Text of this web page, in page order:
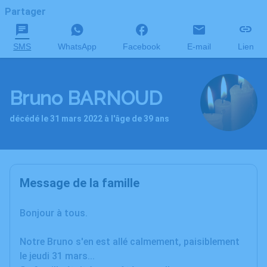
Partager
SMS WhatsApp Facebook E-mail Lien
Bruno BARNOUD
décédé le 31 mars 2022 à l'âge de 39 ans
Message de la famille
Bonjour à tous.
Notre Bruno s'en est allé calmement, paisiblement
le jeudi 31 mars...